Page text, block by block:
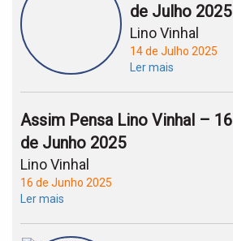
de Julho 2025
Lino Vinhal
14 de Julho 2025
Ler mais
Assim Pensa Lino Vinhal – 16
de Junho 2025
Lino Vinhal
16 de Junho 2025
Ler mais